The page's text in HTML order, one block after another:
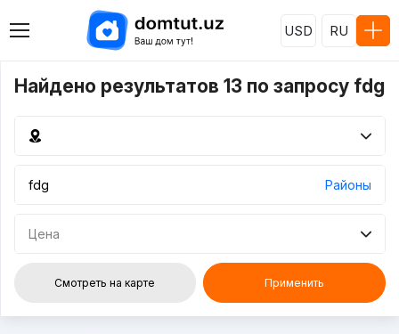
USD RU
Найдено результатов 13 по запросу fdg
Районы
Цена
Смотреть на карте Применить